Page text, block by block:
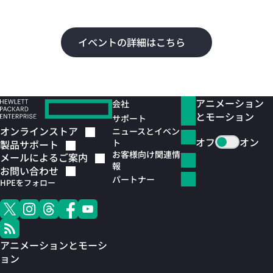
イベントの詳細はこちら
オンラインストア
製品サポート
メールによるご案内
お問い合わせ
HPEをフォロー
アニメーションとモーシ
ョン
会社
サポート
ニュースとイベン
ト
お客様向け関連情
報
パートナー
アニメーション
とモーション
オフ
オン